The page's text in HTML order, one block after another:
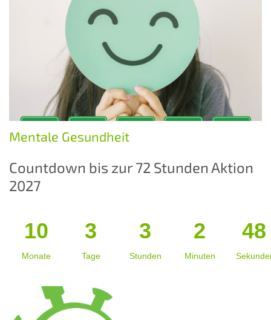
Mentale Gesundheit
Countdown bis zur 72 Stunden Aktion
2027
10
Monate
3
Tage
3
Stunden
2
Minuten
45